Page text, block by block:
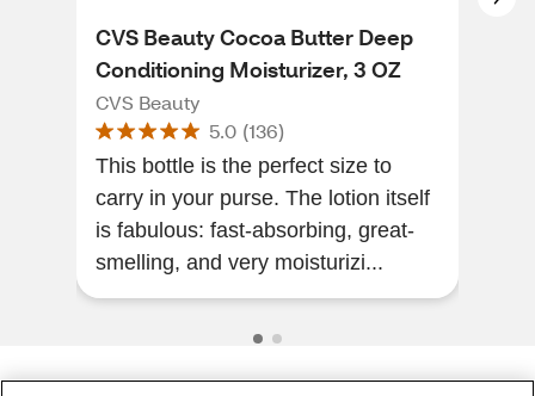
CVS Beauty Cocoa Butter Deep
Conditioning Moisturizer, 3 OZ
CVS Beauty
5.0 (136)
This bottle is the perfect size to
carry in your purse. The lotion itself
is fabulous: fast-absorbing, great-
smelling, and very moisturizi...